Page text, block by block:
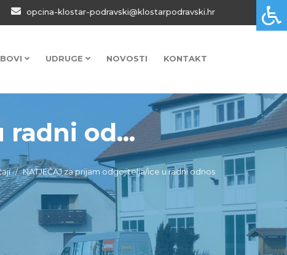
opcina-klostar-podravski@klostarpodravski.hr
UDRUGE NOVOSTI KONTAKT
radni od...
NATJEČAJ za prijam odgojitelja/ice u radni odnos